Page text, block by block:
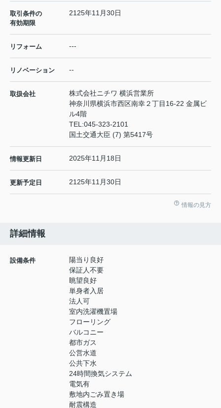
取引条件の
有効期限
2125年11月30日
リフォーム ---
リノベーション --
取扱会社
株式会社ニチワ 横浜営業所
神奈川県横浜市西区南幸２丁目16-22 金属ビ
ル4階
TEL:045-323-2101
国土交通大臣 (7) 第5417号
情報更新日 2025年11月18日
更新予定日 2125年11月30日
情報の見方
詳細情報
設備条件
陽当り良好
保証人不要
眺望良好
単身者入居
法人可
室内洗濯機置場
フローリング
バルコニー
都市ガス
公営水道
公共下水
24時間換気システム
電気有
敷地内ごみ置き場
耐震構造